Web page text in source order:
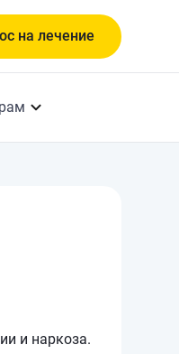
на лечение
и наркоза.